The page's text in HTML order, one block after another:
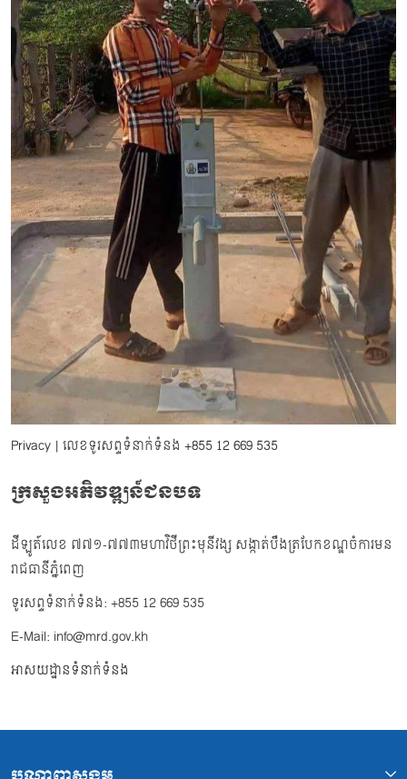
Privacy | លេខទូរសព្ទទំនាក់ទំនង +855 12 669 535
ក្រសួងអភិវឌ្ឍន៍ជនបទ
ដីឡូត៍លេខ ៧៧១-៧៧៣មហាវិថីព្រះមុនីវង្ស សង្កាត់បឹងត្របែកខណ្ឌចំការមន
រាជធានីភ្នំពេញ
ទូរសព្ទទំនាក់ទំនង: +855 12 669 535
E-Mail: info@mrd.gov.kh
អាសយដ្ឋានទំនាក់ទំនង